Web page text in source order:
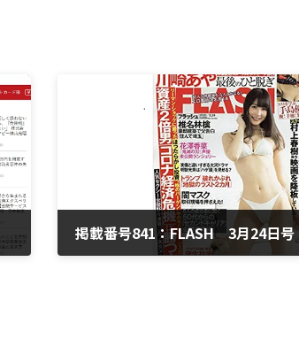
掲載番号841：FLASH 3月24日号